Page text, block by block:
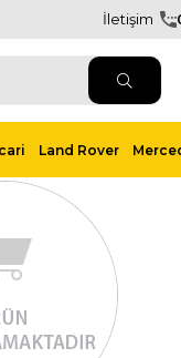
İletişim
Land Rover